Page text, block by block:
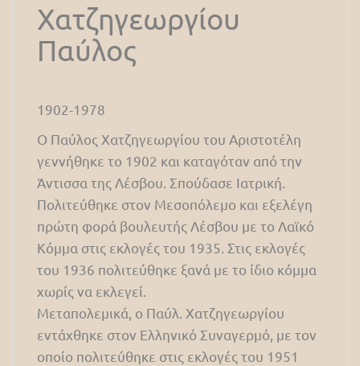
Χατζηγεωργίου
Παύλος
1902-1978
Ο Παύλος Χατζηγεωργίου του Αριστοτέλη
γεννήθηκε το 1902 και καταγόταν από την
Άντισσα της Λέσβου. Σπούδασε Ιατρική.
Πολιτεύθηκε στον Μεσοπόλεμο και εξελέγη
πρώτη φορά βουλευτής Λέσβου με το Λαϊκό
Κόμμα στις εκλογές του 1935. Στις εκλογές
του 1936 πολιτεύθηκε ξανά με το ίδιο κόμμα
χωρίς να εκλεγεί.
Μεταπολεμικά, ο Παύλ. Χατζηγεωργίου
εντάχθηκε στον Ελληνικό Συναγερμό, με τον
οποίο πολιτεύθηκε στις εκλογές του 1951